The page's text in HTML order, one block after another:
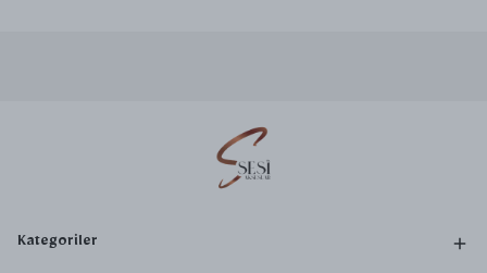
Kategoriler